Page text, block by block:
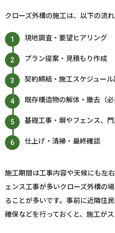
クローズ外構の施工は、以下の流
現地調査・要望ヒアリング
プラン提案・見積もり作成
契約締結・施工スケジュー
既存構造物の解体・撤去（必
基礎工事・塀やフェンス、
仕上げ・清掃・最終確認
施工期間は工事内容や天候にも左
ェンス工事が多いクローズ外構の
ることが多いです。事前に近隣住
確保などを行っておくと、施工がス